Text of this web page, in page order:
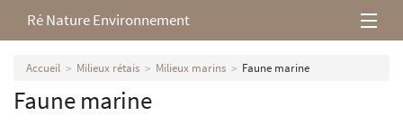
Ré Nature Environnement
L’association
Milieux rétais
Accueil Milieux rétais Milieux marins Faune marine
Faune marine